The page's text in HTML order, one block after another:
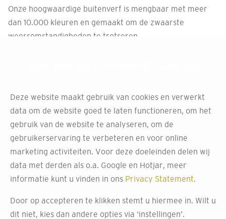
Onze hoogwaardige buitenverf is mengbaar met meer
dan 10.000 kleuren en gemaakt om de zwaarste
weersomstandigheden te trotseren.
Maak de beste keuzes met
ons gratis productadvies
Het kiezen van het juiste product voor je muren kan een
uitdagende taak zijn. Het materiaal, de afwerking en
Deze website maakt gebruik van cookies en verwerkt
data om de website goed te laten functioneren, om het
gebruik van de website te analyseren, om de
gebruikerservaring te verbeteren en voor online
marketing activiteiten. Voor deze doeleinden delen wij
data met derden als o.a. Google en Hotjar, meer
informatie kunt u vinden in ons Privacy Statement.
Door op accepteren te klikken stemt u hiermee in. Wilt u
dit niet, kies dan andere opties via ‘instellingen’.